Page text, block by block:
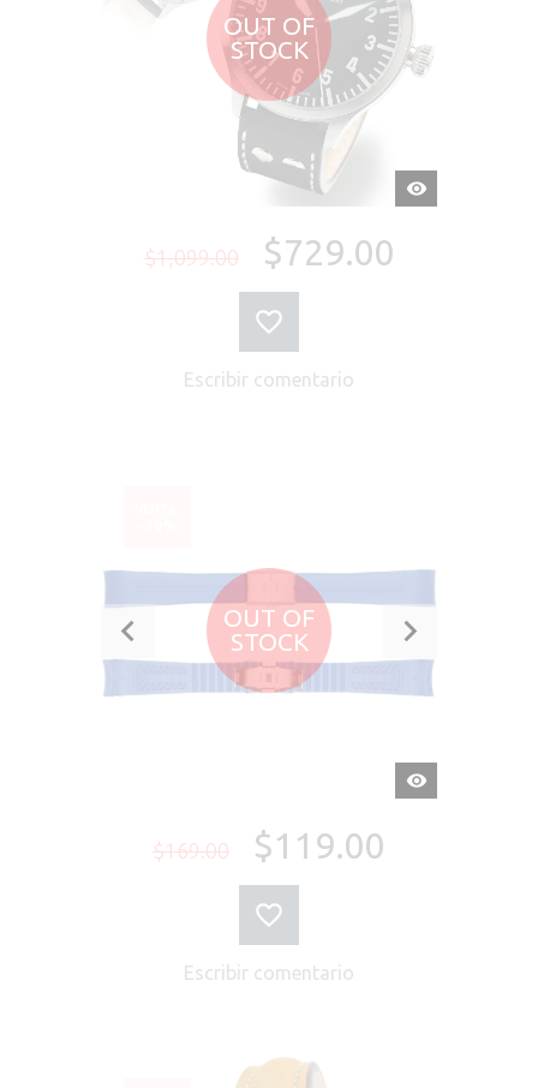
OUT OF
STOCK
VISTA
RÁPIDA
$1,099.00 $729.00
Escribir comentario
OUT OF
STOCK
VISTA
RÁPIDA
$169.00 $119.00
Escribir comentario